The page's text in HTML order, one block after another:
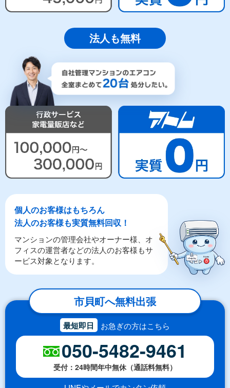
法人も無料
個人のお客様はもちろん
法人のお客様も実質無料回収！
マンションの管理会社やオーナー様、オ
フィスの運営者などの法人のお客様もサ
ービス対象となります。
市貝町へ無料出張
最短即日 お急ぎの方はこちら
050-5482-9461
受付：24時間年中無休（通話料無料）